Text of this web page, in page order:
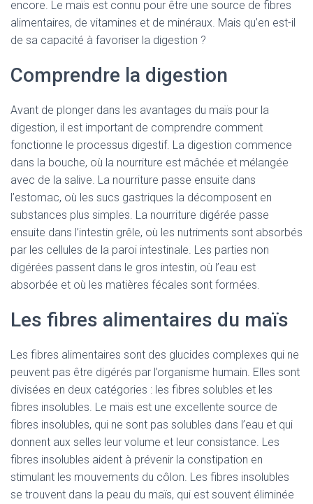
encore. Le maïs est connu pour être une source de fibres
alimentaires, de vitamines et de minéraux. Mais qu’en est-il
de sa capacité à favoriser la digestion ?
Comprendre la digestion
Avant de plonger dans les avantages du maïs pour la
digestion, il est important de comprendre comment
fonctionne le processus digestif. La digestion commence
dans la bouche, où la nourriture est mâchée et mélangée
avec de la salive. La nourriture passe ensuite dans
l’estomac, où les sucs gastriques la décomposent en
substances plus simples. La nourriture digérée passe
ensuite dans l’intestin grêle, où les nutriments sont absorbés
par les cellules de la paroi intestinale. Les parties non
digérées passent dans le gros intestin, où l’eau est
absorbée et où les matières fécales sont formées.
Les fibres alimentaires du maïs
Les fibres alimentaires sont des glucides complexes qui ne
peuvent pas être digérés par l’organisme humain. Elles sont
divisées en deux catégories : les fibres solubles et les
fibres insolubles. Le maïs est une excellente source de
fibres insolubles, qui ne sont pas solubles dans l’eau et qui
donnent aux selles leur volume et leur consistance. Les
fibres insolubles aident à prévenir la constipation en
stimulant les mouvements du côlon. Les fibres insolubles
se trouvent dans la peau du maïs, qui est souvent éliminée